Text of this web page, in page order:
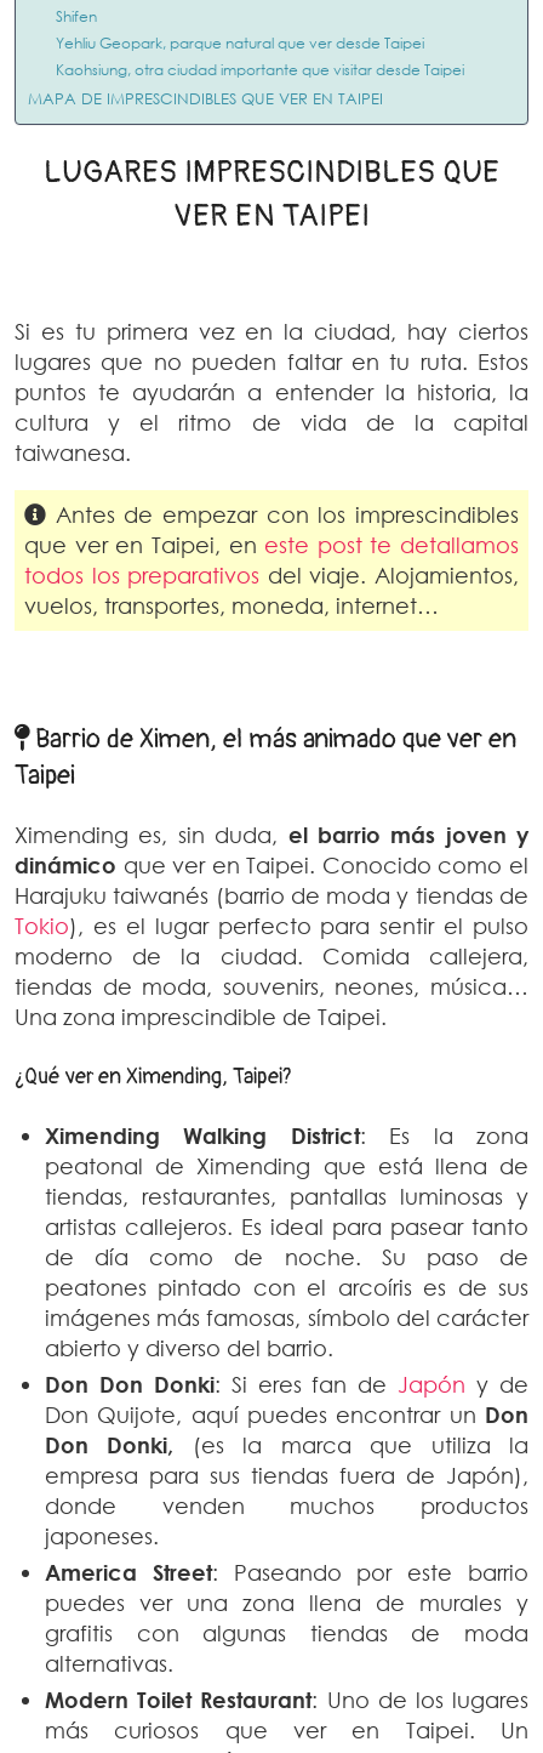
Shifen
Yehliu Geopark, parque natural que ver desde Taipei
Kaohsiung, otra ciudad importante que visitar desde Taipei
MAPA DE IMPRESCINDIBLES QUE VER EN TAIPEI
LUGARES IMPRESCINDIBLES QUE
VER EN TAIPEI
Si es tu primera vez en la ciudad, hay ciertos
lugares que no pueden faltar en tu ruta. Estos
puntos te ayudarán a entender la historia, la
cultura y el ritmo de vida de la capital
taiwanesa.
Antes de empezar con los imprescindibles
que ver en Taipei, en este post te detallamos
todos los preparativos del viaje. Alojamientos,
vuelos, transportes, moneda, internet…
Barrio de Ximen, el más animado que ver en
Taipei
Ximending es, sin duda, el barrio más joven y
dinámico que ver en Taipei. Conocido como el
Harajuku taiwanés (barrio de moda y tiendas de
Tokio), es el lugar perfecto para sentir el pulso
moderno de la ciudad. Comida callejera,
tiendas de moda, souvenirs, neones, música…
Una zona imprescindible de Taipei.
¿Qué ver en Ximending, Taipei?
Ximending Walking District: Es la zona
peatonal de Ximending que está llena de
tiendas, restaurantes, pantallas luminosas y
artistas callejeros. Es ideal para pasear tanto
de día como de noche. Su paso de
peatones pintado con el arcoíris es de sus
imágenes más famosas, símbolo del carácter
abierto y diverso del barrio.
Don Don Donki: Si eres fan de Japón y de
Don Quijote, aquí puedes encontrar un Don
Don Donki, (es la marca que utiliza la
empresa para sus tiendas fuera de Japón),
donde venden muchos productos
japoneses.
America Street: Paseando por este barrio
puedes ver una zona llena de murales y
grafitis con algunas tiendas de moda
alternativas.
Modern Toilet Restaurant: Uno de los lugares
más curiosos que ver en Taipei. Un